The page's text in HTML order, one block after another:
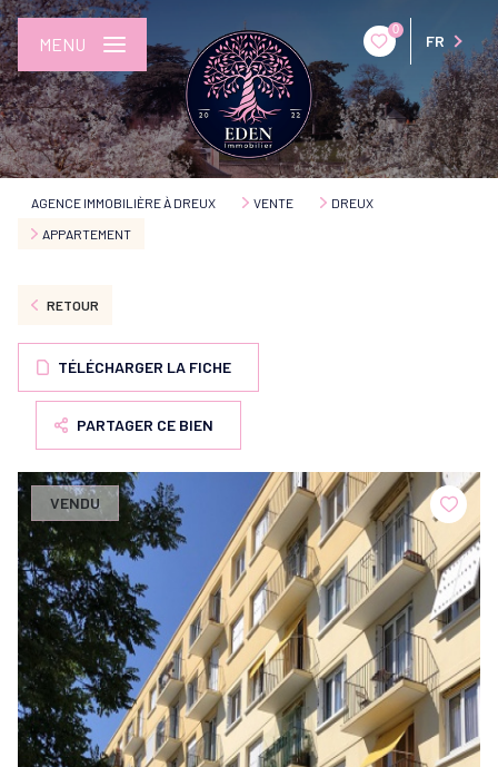
0
FR
MENU
AGENCE IMMOBILIÈRE À DREUX VENTE
DREUX
APPARTEMENT
RETOUR
TÉLÉCHARGER LA FICHE
PARTAGER CE BIEN
VENDU